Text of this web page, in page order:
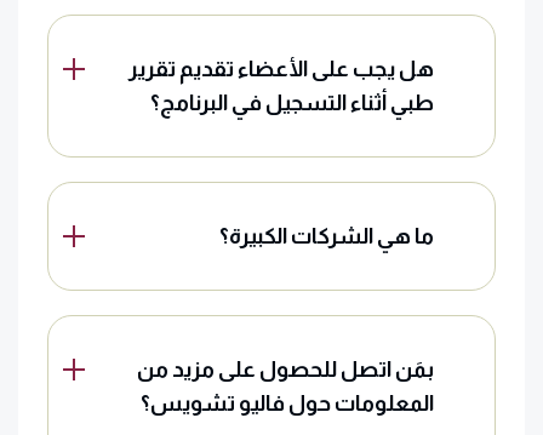
هل يجب على الأعضاء تقديم تقرير
طبي أثناء التسجيل في البرنامج؟
ما هي الشركات الكبيرة؟
بمَن اتصل للحصول على مزيد من
المعلومات حول فاليو تشويس؟